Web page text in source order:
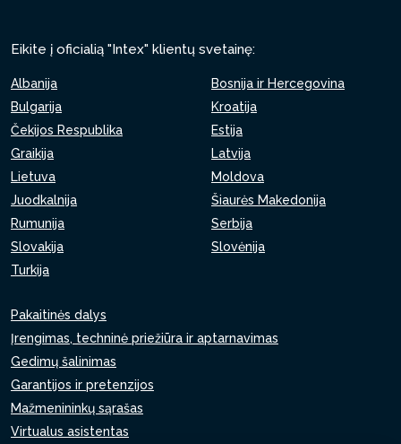
Eikite į oficialią "Intex" klientų svetainę:
Albanija
Bosnija ir Hercegovina
Bulgarija
Kroatija
Čekijos Respublika
Estija
Graikija
Latvija
Lietuva
Moldova
Juodkalnija
Šiaurės Makedonija
Rumunija
Serbija
Slovakija
Slovėnija
Turkija
Pakaitinės dalys
Įrengimas, techninė priežiūra ir aptarnavimas
Gedimų šalinimas
Garantijos ir pretenzijos
Mažmenininkų sąrašas
Virtualus asistentas